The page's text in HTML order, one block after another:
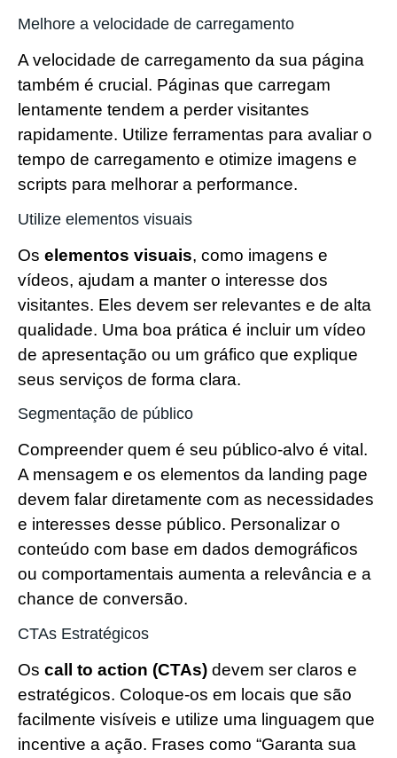
Melhore a velocidade de carregamento
A velocidade de carregamento da sua página
também é crucial. Páginas que carregam
lentamente tendem a perder visitantes
rapidamente. Utilize ferramentas para avaliar o
tempo de carregamento e otimize imagens e
scripts para melhorar a performance.
Utilize elementos visuais
Os elementos visuais, como imagens e
vídeos, ajudam a manter o interesse dos
visitantes. Eles devem ser relevantes e de alta
qualidade. Uma boa prática é incluir um vídeo
de apresentação ou um gráfico que explique
seus serviços de forma clara.
Segmentação de público
Compreender quem é seu público-alvo é vital.
A mensagem e os elementos da landing page
devem falar diretamente com as necessidades
e interesses desse público. Personalizar o
conteúdo com base em dados demográficos
ou comportamentais aumenta a relevância e a
chance de conversão.
CTAs Estratégicos
Os call to action (CTAs) devem ser claros e
estratégicos. Coloque-os em locais que são
facilmente visíveis e utilize uma linguagem que
incentive a ação. Frases como “Garanta sua